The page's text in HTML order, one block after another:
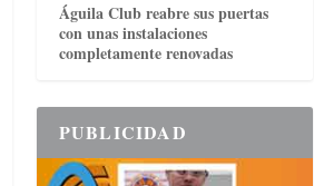
Águila Club reabre sus puertas
con unas instalaciones
completamente renovadas
PUBLICIDAD